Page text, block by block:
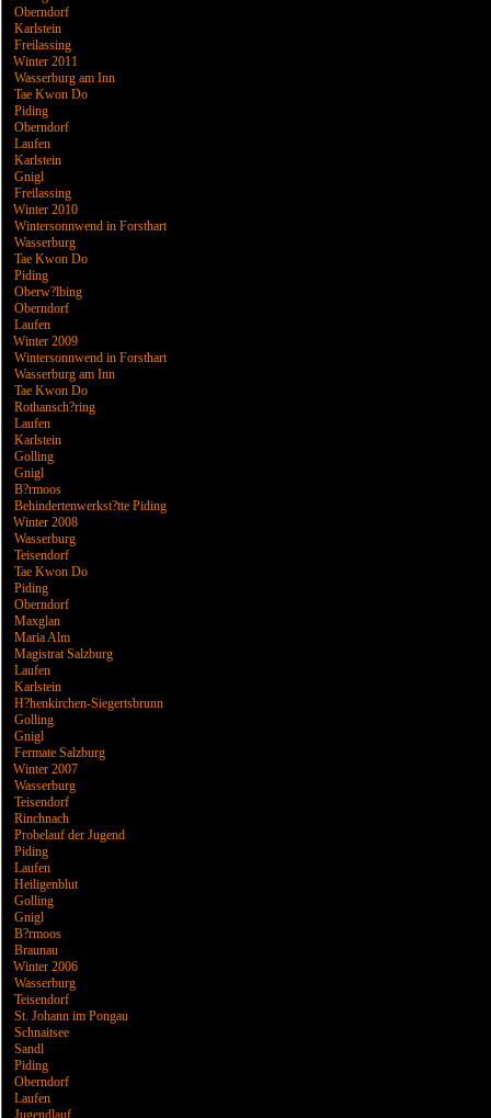
Oberndorf
Karlstein
Freilassing
Winter 2011
Wasserburg am Inn
Tae Kwon Do
Piding
Oberndorf
Laufen
Karlstein
Gnigl
Freilassing
Winter 2010
Wintersonnwend in Forsthart
Wasserburg
Tae Kwon Do
Piding
Oberw?lbing
Oberndorf
Laufen
Winter 2009
Wintersonnwend in Forsthart
Wasserburg am Inn
Tae Kwon Do
Rothansch?ring
Laufen
Karlstein
Golling
Gnigl
B?rmoos
Behindertenwerkst?tte Piding
Winter 2008
Wasserburg
Teisendorf
Tae Kwon Do
Piding
Oberndorf
Maxglan
Maria Alm
Magistrat Salzburg
Laufen
Karlstein
H?henkirchen-Siegertsbrunn
Golling
Gnigl
Fermate Salzburg
Winter 2007
Wasserburg
Teisendorf
Rinchnach
Probelauf der Jugend
Piding
Laufen
Heiligenblut
Golling
Gnigl
B?rmoos
Braunau
Winter 2006
Wasserburg
Teisendorf
St. Johann im Pongau
Schnaitsee
Sandl
Piding
Oberndorf
Laufen
Jugendlauf